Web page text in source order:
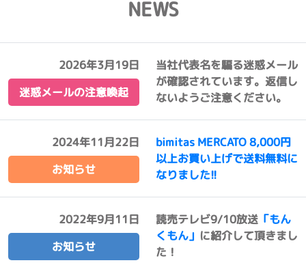
NEWS
2026年3月19日
迷惑メールの注意喚起
当社代表名を騙る迷惑メール
が確認されています。返信し
ないようご注意ください。
2024年11月22日
お知らせ
bimitas MERCATO 8,000円
以上お買い上げで送料無料に
なりました!!
2022年9月11日
お知らせ
読売テレビ9/10放送 「もん
くもん」 に紹介して頂きまし
た！